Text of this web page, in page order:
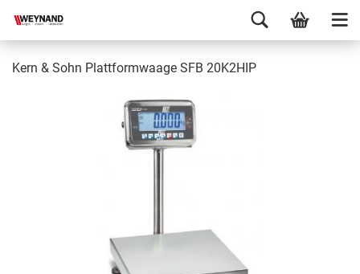
Kern & Sohn Plattformwaage SFB 20K2HIP